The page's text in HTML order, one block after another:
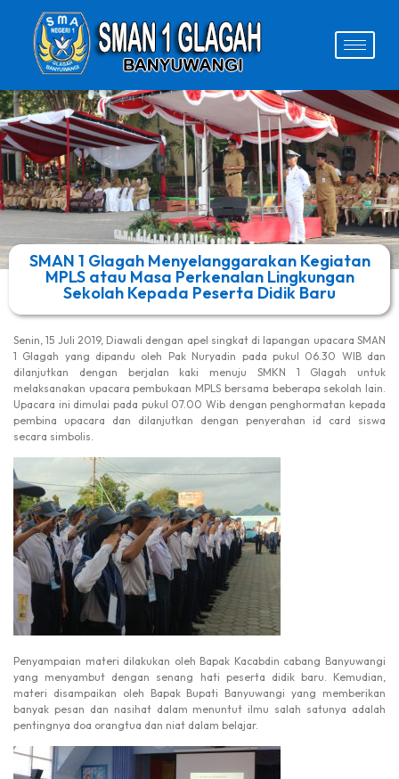
SMAN 1 Glagah Menyelanggarakan Kegiatan
MPLS atau Masa Perkenalan Lingkungan
Sekolah Kepada Peserta Didik Baru
Senin, 15 Juli 2019, Diawali dengan apel singkat di lapangan upacara SMAN
1 Glagah yang dipandu oleh Pak Nuryadin pada pukul 06.30 WIB dan
dilanjutkan dengan berjalan kaki menuju SMKN 1 Glagah untuk
melaksanakan upacara pembukaan MPLS bersama beberapa sekolah lain.
Upacara ini dimulai pada pukul 07.00 Wib dengan penghormatan kepada
pembina upacara dan dilanjutkan dengan penyerahan id card siswa
secara simbolis.
Penyampaian materi dilakukan oleh Bapak Kacabdin cabang Banyuwangi
yang menyambut dengan senang hati peserta didik baru. Kemudian,
materi disampaikan oleh Bapak Bupati Banyuwangi yang memberikan
banyak pesan dan nasihat dalam menuntut ilmu salah satunya adalah
pentingnya doa orangtua dan niat dalam belajar.